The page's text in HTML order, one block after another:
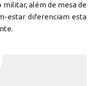
militar, além de mesa de
estar diferenciam esta